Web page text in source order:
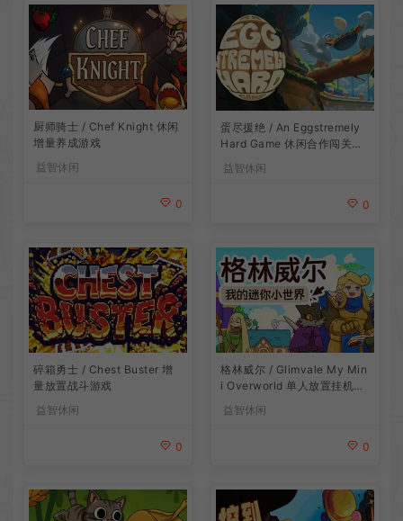
厨师骑士 / Chef Knight 休闲
增量养成游戏
益智休闲
0
蛋尽援绝 / An Eggstremely
Hard Game 休闲合作闯关游
益智休闲
0
碎箱勇士 / Chest Buster 增
量放置战斗游戏
益智休闲
0
格林威尔 / Glimvale My Min
i Overworld 单人放置挂机城
益智休闲
0